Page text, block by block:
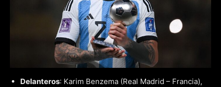
Delanteros: Karim Benzema (Real Madrid – Francia),